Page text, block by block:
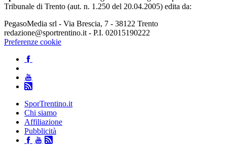
Tribunale di Trento (aut. n. 1.250 del 20.04.2005) edita da:
PegasoMedia srl - Via Brescia, 7 - 38122 Trento
redazione@sportrentino.it - P.I. 02015190222
Preferenze cookie
SporTrentino.it
Chi siamo
Affiliazione
Pubblicità